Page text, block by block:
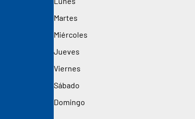
Martes
Miércoles
Jueves
Viernes
Sábado
Domingo